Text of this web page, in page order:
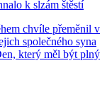
k slzám štěstí
chvíle přeměnil v
společného syna
který měl být plný